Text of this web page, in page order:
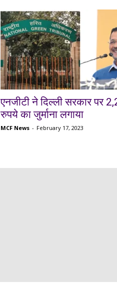
एनजीटी ने दिल्ली सरकार पर
रुपये का जुर्माना लगाया
MCF News - February 17, 2023